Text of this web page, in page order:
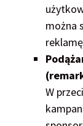
można
W